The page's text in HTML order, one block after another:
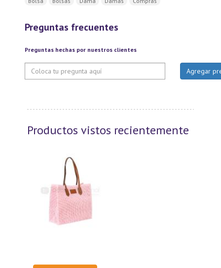
Preguntas frecuentes
Preguntas hechas por nuestros clientes
Productos vistos recientemente